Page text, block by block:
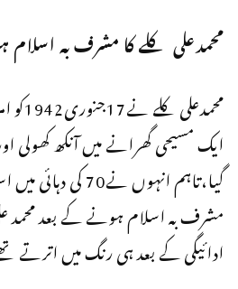
محمدعلی کلے کا مشرف بہ اسلام
ایک مسیحی گھرانے میں آنکھ کھولی
گیا،تاہم انہوں نے70
مشرف بہ اسلام ہونے کے بعد محمد
ادائیگی کے بعد ہی رنگ میں اترتے